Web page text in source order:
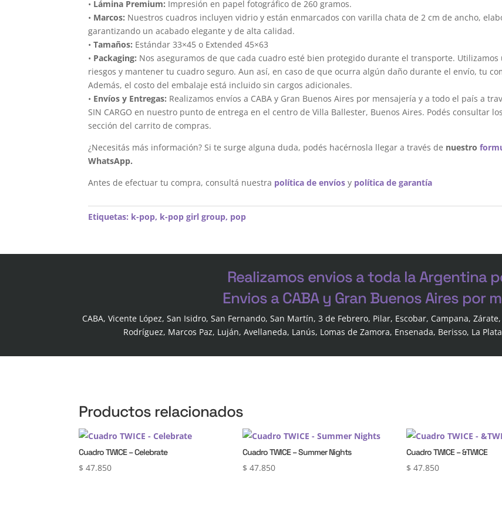
• Lámina Premium: Impresión en papel fotográfico de 260 gramos.
• Marcos: Nuestros cuadros incluyen vidrio y están enmarcados con varilla chata de 2 cm de ancho,
garantizando un acabado elegante y de alta calidad.
•Tamaños: Estándar 33×45 o Extended 45×63
• Packaging: Nos aseguramos de que cada cuadro esté bien protegido durante el transporte.
riesgos y mantener tu cuadro seguro. Aun así, en caso de que ocurra algún daño durante el envío, tu
Además, el costo del embalaje está incluido sin cargos adicionales.
• Envíos y Entregas: Realizamos envíos a CABA y Gran Buenos Aires por mensajería y a todo el país a
SIN CARGO en nuestro punto de entrega en el centro de Villa Ballester, Buenos Aires. Podés consultar
sección del carrito de compras.
¿Necesitás más información? Si te surge alguna duda, podés hacérnosla llegar a través de nuestro
WhatsApp.
Antes de efectuar tu compra, consultá nuestra política de envíos y política de garantía
Etiquetas: k-pop, k-pop girl group, pop
Realizamos envios a toda la Argentina
Envios a CABA y Gran Buenos Aires por
CABA, Vicente López, San Isidro, San Fernando, San Martín, 3 de Febrero, Pilar, Escobar, Campana,
Rodríguez, Marcos Paz, Luján, Avellaneda, Lanús, Lomas de Zamora, Ensenada, Berisso, La
Productos relacionados
Cuadro TWICE – Celebrate
$ 47.850
Cuadro TWICE – Summer Nights
$ 47.850
Cuadro TWICE – &TWICE
$ 47.850